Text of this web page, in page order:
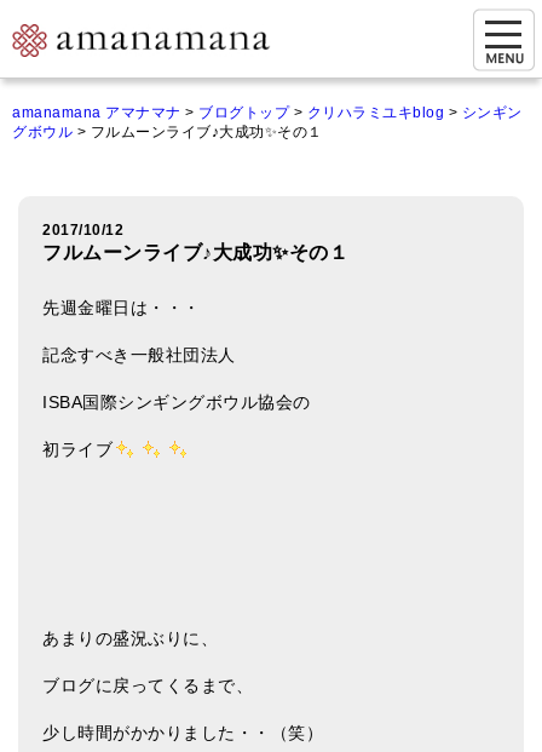
ご来店&購入
オンライン相談&購入
シンギングボウル講座
倍音呼吸法レッスン
オンラインショップ
チベット・シンギングボウル
新・鍛造スペシャル
マンダラ彫（黒・渋金）
amanamana アマナマナ > ブログトップ> クリハラミユキblog > シンギン
グボウル > フルムーンライブ♪大成功✨その１
2017/10/12
フルムーンライブ♪大成功✨その１
先週金曜日は・・・
記念すべき一般社団法人
ISBA国際シンギングボウル協会の
初ライブ
あまりの盛況ぶりに、
ブログに戻ってくるまで、
少し時間がかかりました・・（笑）